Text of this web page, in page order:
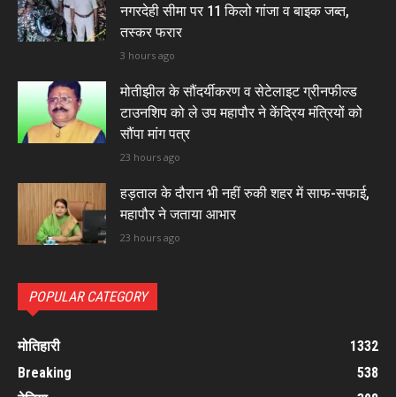
नगरदेही सीमा पर 11 किलो गांजा व बाइक जब्त,
तस्कर फरार
3 hours ago
मोतीझील के सौंदर्यीकरण व सेटेलाइट ग्रीनफील्ड
टाउनशिप को ले उप महापौर ने केंद्रिय मंत्रियों को
सौंपा मांग पत्र
23 hours ago
हड़ताल के दौरान भी नहीं रुकी शहर में साफ-सफाई,
महापौर ने जताया आभार
23 hours ago
POPULAR CATEGORY
मोतिहारी
1332
Breaking
538